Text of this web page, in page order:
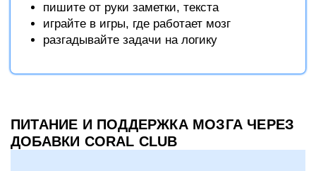
пишите от руки заметки, текста
играйте в игры, где работает мозг
разгадывайте задачи на логику
ПИТАНИЕ И ПОДДЕРЖКА МОЗГА ЧЕРЕЗ
ДОБАВКИ CORAL CLUB